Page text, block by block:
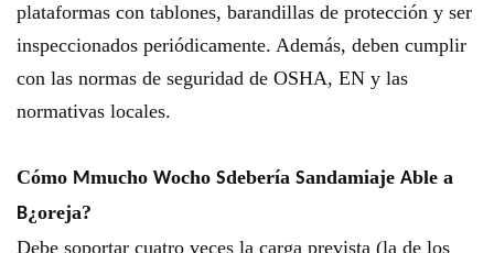
plataformas con tablones, barandillas de protección y ser
inspeccionados periódicamente. Además, deben cumplir
con las normas de seguridad de OSHA, EN y las
normativas locales.
Cómo Mmucho Wocho Sdebería Sandamiaje Able a
B¿oreja?
Debe soportar cuatro veces la carga prevista (la de los